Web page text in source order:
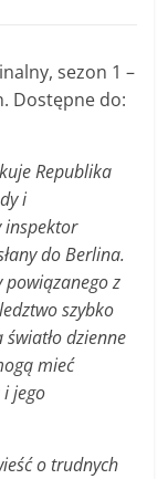
sezon 1 –
Dostępne do:
Republika
i
inspektor
do Berlina.
powiązanego z
szybko
dzienne
mieć
i jego
o trudnych